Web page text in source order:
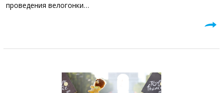
проведения велогонки…